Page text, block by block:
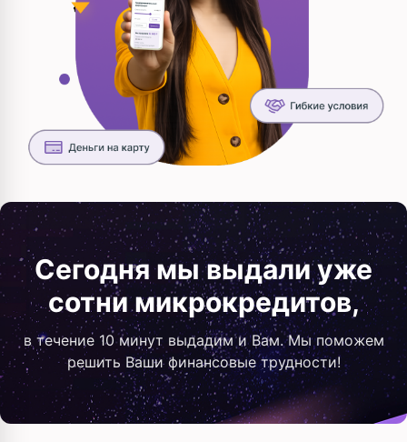
Сегодня мы выдали уже
сотни микрокредитов,
в течение 10 минут выдадим и Вам. Мы поможем
решить Ваши финансовые трудности!